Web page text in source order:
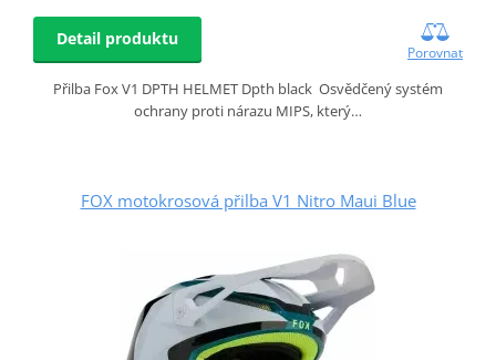
Detail produktu
Porovnat
Přilba Fox V1 DPTH HELMET Dpth black Osvědčený systém
ochrany proti nárazu MIPS, který…
FOX motokrosová přilba V1 Nitro Maui Blue